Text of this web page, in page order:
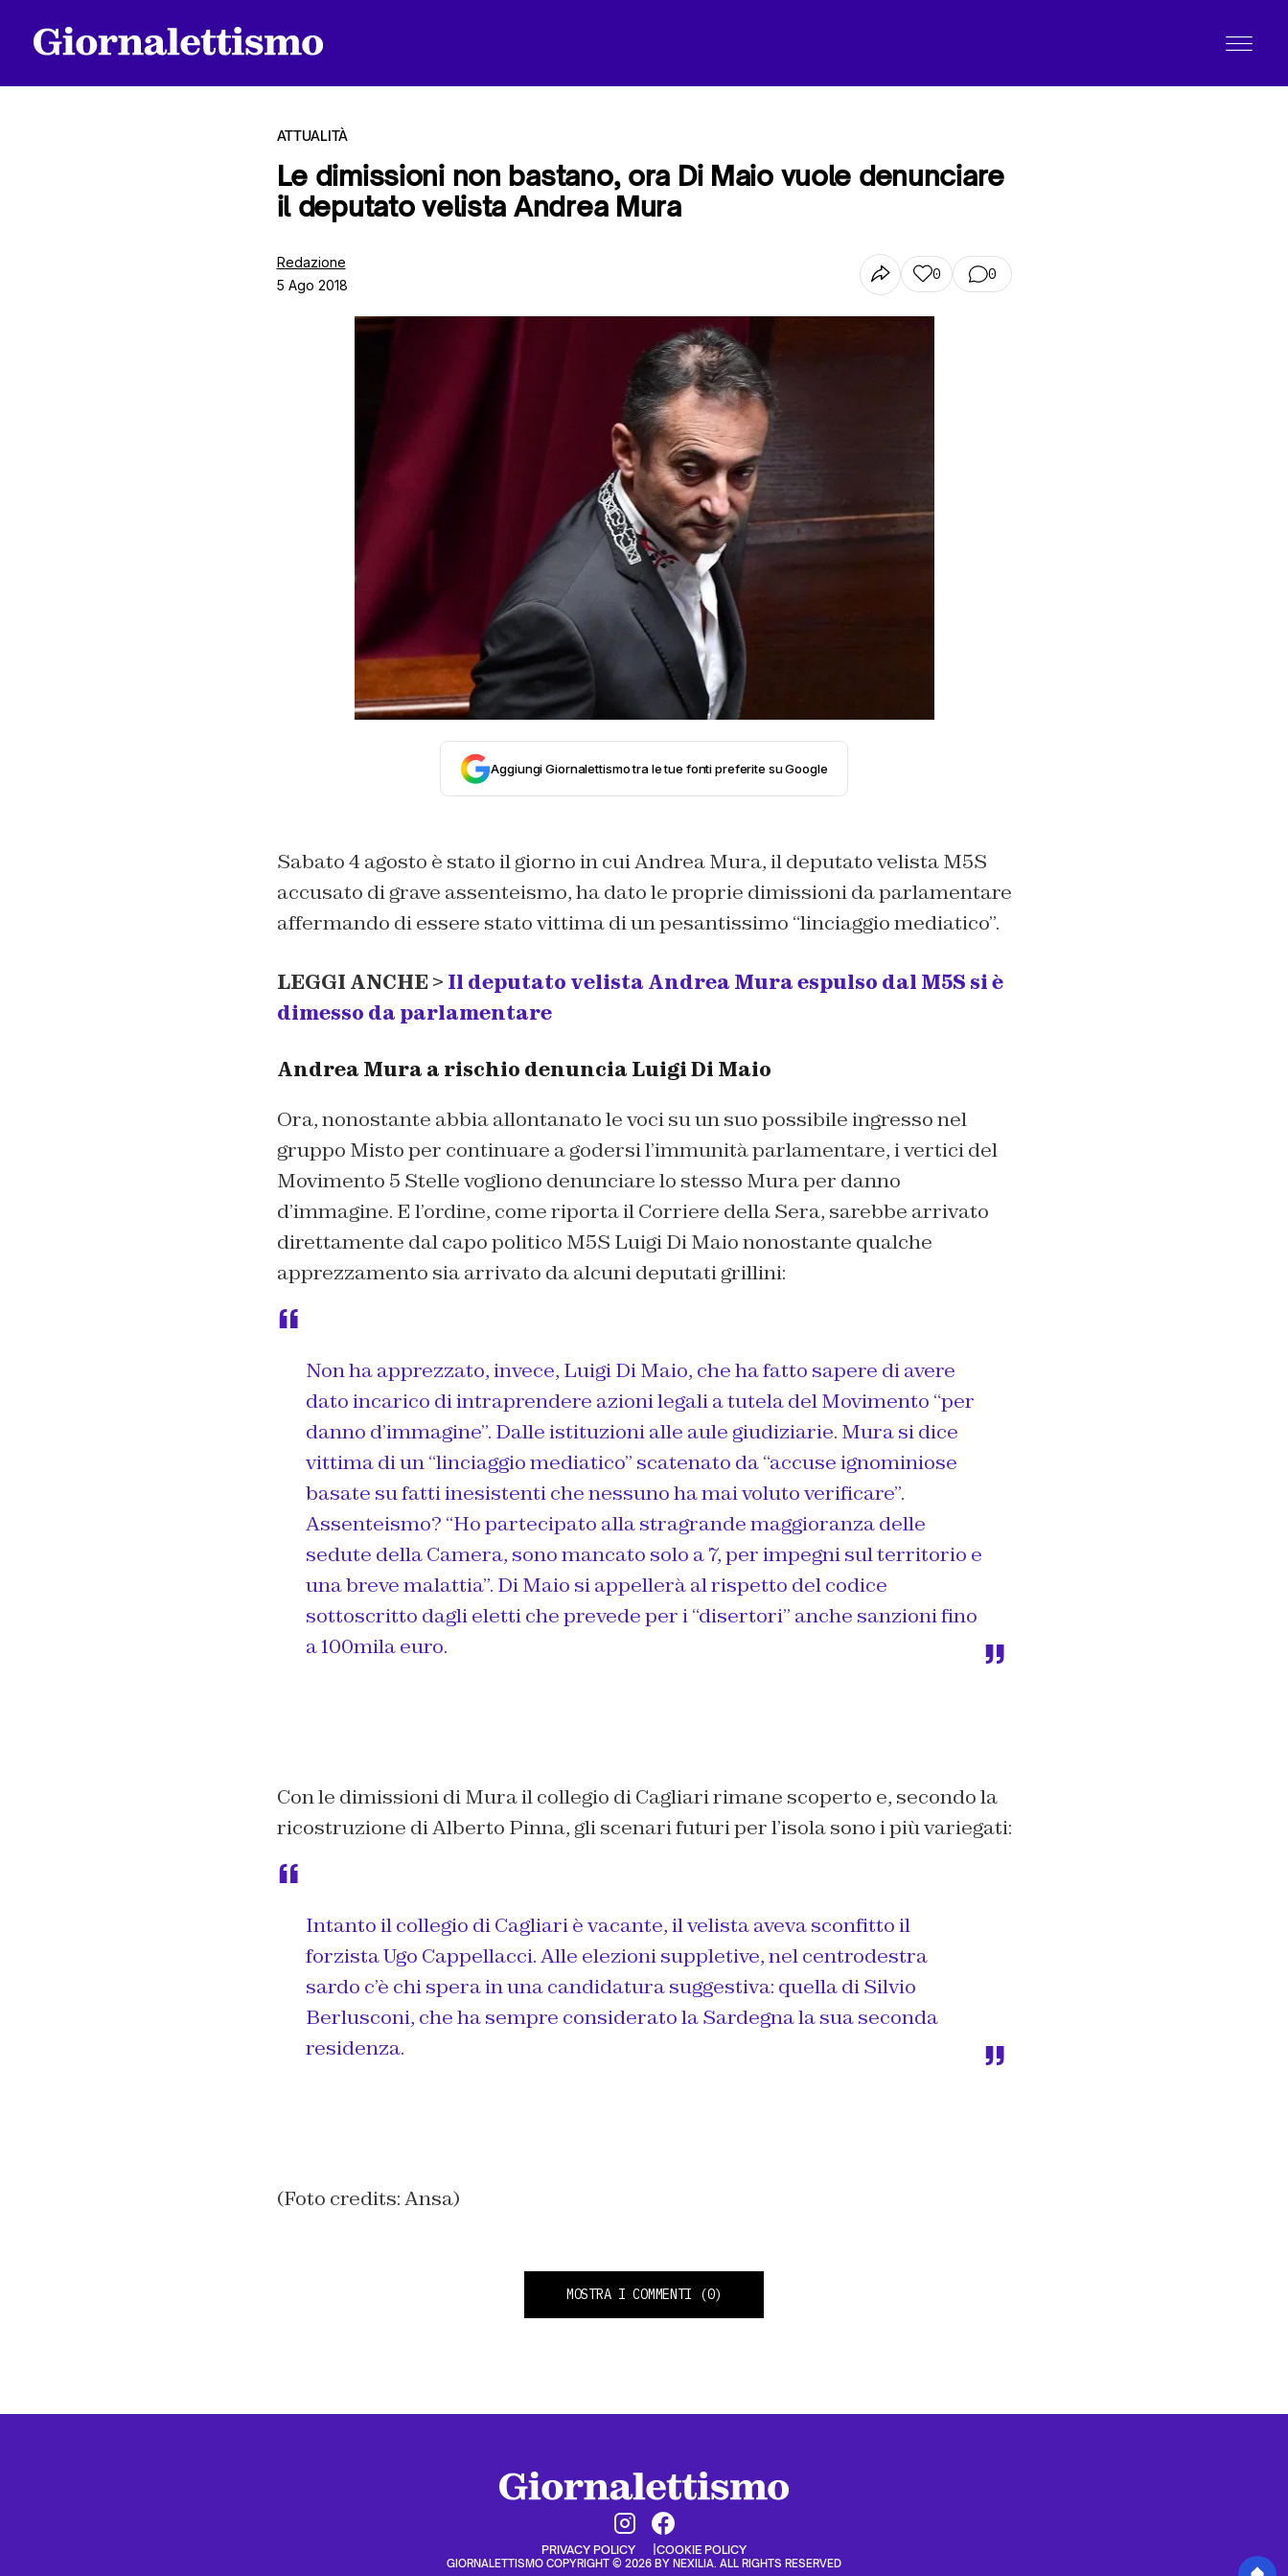
ATTUALITÀ
Le dimissioni non bastano, ora Di Maio vuole denunciare
il deputato velista Andrea Mura
Redazione
5 Ago 2018
0 0
Aggiungi Giornalettismo tra le tue fonti preferite su Google
Sabato 4 agosto è stato il giorno in cui Andrea Mura, il deputato velista M5S
accusato di grave assenteismo, ha dato le proprie dimissioni da parlamentare
affermando di essere stato vittima di un pesantissimo “linciaggio mediatico”.
LEGGI ANCHE > Il deputato velista Andrea Mura espulso dal M5S si è
dimesso da parlamentare
Andrea Mura a rischio denuncia Luigi Di Maio
Ora, nonostante abbia allontanato le voci su un suo possibile ingresso nel
gruppo Misto per continuare a godersi l’immunità parlamentare, i vertici del
Movimento 5 Stelle vogliono denunciare lo stesso Mura per danno
d’immagine. E l’ordine, come riporta ilCorriere della Sera, sarebbe arrivato
direttamente dal capo politico M5S Luigi Di Maio nonostante qualche
apprezzamento sia arrivato da alcuni deputati grillini:
Non ha apprezzato, invece, Luigi Di Maio, che ha fatto sapere di avere
dato incarico di intraprendere azioni legali a tutela del Movimento “per
danno d’immagine”. Dalle istituzioni alle aule giudiziarie. Mura si dice
vittima di un “linciaggio mediatico” scatenato da “accuse ignominiose
basate su fatti inesistenti che nessuno ha mai voluto verificare”.
Assenteismo? “Ho partecipato alla stragrande maggioranza delle
sedute della Camera, sono mancato solo a 7, per impegni sul territorio e
una breve malattia”. Di Maio si appellerà al rispetto del codice
sottoscritto dagli eletti che prevede per i “disertori” anche sanzioni fino
a 100mila euro.
Con le dimissioni di Mura il collegio di Cagliari rimane scoperto e, secondo la
ricostruzione di Alberto Pinna, gli scenari futuri per l’isola sono i più variegati:
Intanto il collegio di Cagliari è vacante, il velista aveva sconfitto il
forzista Ugo Cappellacci. Alle elezioni suppletive, nel centrodestra
sardo c’è chi spera in una candidatura suggestiva: quella di Silvio
Berlusconi, che ha sempre considerato la Sardegna la sua seconda
residenza.
(Foto credits: Ansa)
MOSTRA I COMMENTI (0)
PRIVACY POLICY COOKIE POLICY
GIORNALETTISMO COPYRIGHT © 2026 BY NEXILIA. ALL RIGHTS RESERVED